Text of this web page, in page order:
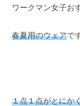
ワークマン女子お
春夏用のウェアで
１点１点がとにか